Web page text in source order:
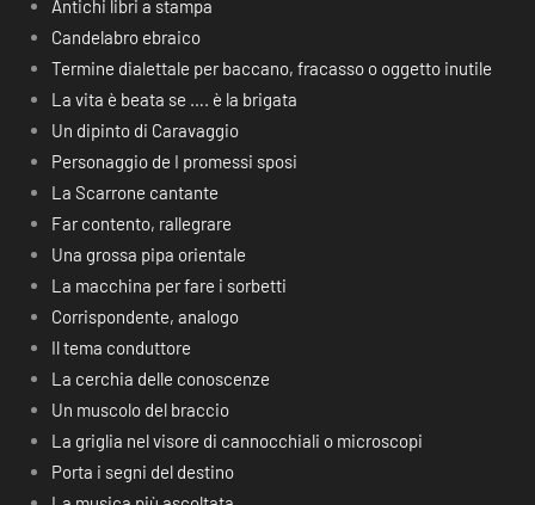
Antichi libri a stampa
Candelabro ebraico
Termine dialettale per baccano, fracasso o oggetto inutile
La vita è beata se …. è la brigata
Un dipinto di Caravaggio
Personaggio de I promessi sposi
La Scarrone cantante
Far contento, rallegrare
Una grossa pipa orientale
La macchina per fare i sorbetti
Corrispondente, analogo
Il tema conduttore
La cerchia delle conoscenze
Un muscolo del braccio
La griglia nel visore di cannocchiali o microscopi
Porta i segni del destino